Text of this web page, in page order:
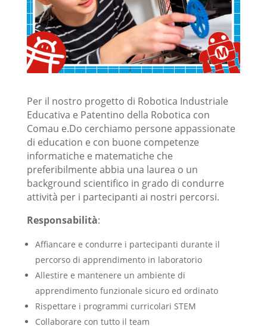
Per il nostro progetto di Robotica Industriale
Educativa e Patentino della Robotica con
Comau e.Do cerchiamo persone appassionate
di education e con buone competenze
informatiche e matematiche che
preferibilmente abbia una laurea o un
background scientifico in grado di condurre
attività per i partecipanti ai nostri percorsi.
Responsabilità:
Affiancare e condurre i partecipanti durante il
percorso di apprendimento in laboratorio
Allestire e mantenere un ambiente di
apprendimento funzionale sicuro ed ordinato
Rispettare i programmi curricolari STEM
Collaborare con tutto il team